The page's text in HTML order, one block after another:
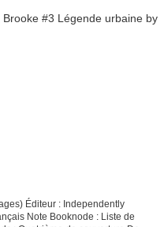
Éditeur : Independently
Note Booknode : Liste de